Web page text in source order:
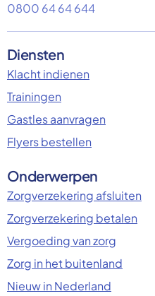
0800 64 64 644
Diensten
Klacht indienen
Trainingen
Gastles aanvragen
Flyers bestellen
Onderwerpen
Zorgverzekering afsluiten
Zorgverzekering betalen
Vergoeding van zorg
Zorg in het buitenland
Nieuw in Nederland